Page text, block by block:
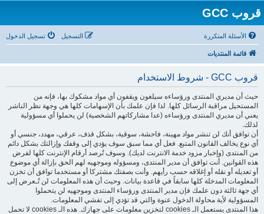
قروب GCC
الأسئلة المتكررة تسجيل الدخول التسجيل
قائمة المنتديات
قروب GCC - شروط الاستخدام
حيث أن مديري المنتدى ورؤساءه سيلغون ويقفون أي مواد مشكوك بها، فإنه من
المستحيل مراقبة الرسائل كلها. لذا فإن علمك بأن الإسهامات كلها هي وجهة نظر الناشر
يعني أن مديري المنتدى ورؤساءه (عدا مشاركاتهم الشخصية) لن يحملوا أي مسؤولية
لذلك.
أن توافق أنك لن تنشر مواد مهينة، فاحشة، سوقية، بشكل قذف، عرقي، مهدد، جنسي أو
أي نوع يخالف القانون المتبع. فعل أي مما سبق سوف يؤدي إلى وقفك وإزالتك بشكل دائم
من المنتدى (وإخبار مزود خدمة الانترنت لديك). وسوف تُرصد أرقام الإنترنت كلها لفرض
هذه القوانين. أنت توافق أن مدير المنتدى، ومسؤوله وموجهيه لهم الحق بإزالة أي موضوع
أو تعديله أو نقله أو إغلاقه حسب رأيهم. وأنت بصفتك مشتركا أو مستخدما توافق أن تخزن
المعلومات المدخلة كلها سابقاً في قاعدة بيانات. وحيث أن هذه المعلومات لن تُـعرض إلى
أي جهة ثالثة دون علمك فإن مدير المنتدى ورؤساء المنتدى وموجهيه لن يتحملوا
المسؤولية لأية محاولة الدخول عنوة والتي قد تؤدي إلى تفشي المعلومات.
هذا المنتدى يستعمل الـ cookies لتخزين معلومات على جهازك. هذه الـ cookies لا تحمل